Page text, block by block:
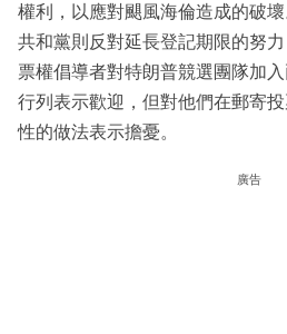
權利，以應對颶風海倫造成的破
共和黨則反對延長登記期限的努
票權倡導者對特朗普競選團隊加
行列表示歡迎，但對他們在郵寄
性的做法表示擔憂。
廣告